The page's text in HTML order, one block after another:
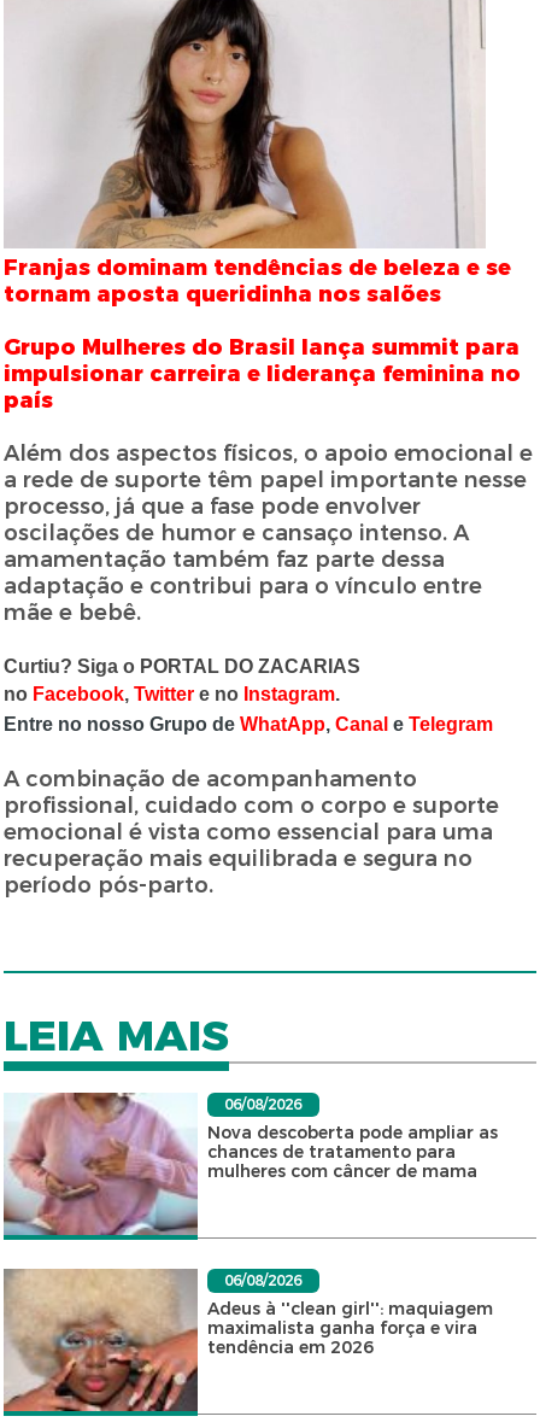
Franjas dominam tendências de beleza e se
tornam aposta queridinha nos salões
Grupo Mulheres do Brasil lança summit para
impulsionar carreira e liderança feminina no
país
Além dos aspectos físicos, o apoio emocional e
a rede de suporte têm papel importante nesse
processo, já que a fase pode envolver
oscilações de humor e cansaço intenso. A
amamentação também faz parte dessa
adaptação e contribui para o vínculo entre
mãe e bebê.
Curtiu? Siga o PORTAL DO ZACARIAS
no Facebook,Twitter e no Instagram.
Entre no nosso Grupo deWhatApp,Canal eTelegram
A combinação de acompanhamento
profissional, cuidado com o corpo e suporte
emocional é vista como essencial para uma
recuperação mais equilibrada e segura no
período pós-parto.
LEIA MAIS
06/08/2026
Nova descoberta pode ampliar as
chances de tratamento para
mulheres com câncer de mama
06/08/2026
Adeus à ''clean girl'': maquiagem
maximalista ganha força e vira
tendência em 2026